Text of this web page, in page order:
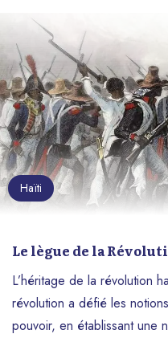
forgé par
et
frontières
influençant
Haïti
Le lègue de la
L’héritage de la révolution
révolution a défié les
pouvoir, en établissant une